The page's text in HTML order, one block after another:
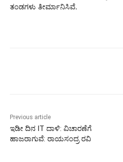
ತಂಡಗಳು ತೀರ್ಮಾನಿಸಿವೆ.
Previous article
ಇಡೀ ದಿನ IT ದಾಳಿ: ವಿಚಾರಣೆಗೆ
ಹಾಜರಾಗುವೆ: ರಾಯಸಂದ್ರ ರವಿ